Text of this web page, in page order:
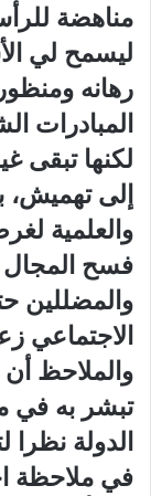
مناهضة
ليسمح لي
رهانه
المبادرات
لكنها تبقى
إلى تهميش،
والعلمية
فسح المجال
والمضللين
الاجتماعي
والملاحظ أن
تبشر به في
الدولة نظرا
في ملاحظة